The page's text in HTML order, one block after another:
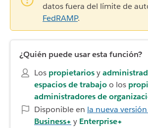
datos fuera del límite de
FedRAMP.
¿Quién puede usar esta función?
Los propietariosy
espacios de trabajoo los
administradores de
Disponible en la nueva
Business+ y Enterprise+